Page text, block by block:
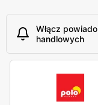
Włącz
handlowych